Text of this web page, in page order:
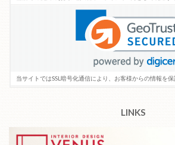
当サイトではSSL暗号化通信により、お客様からの情報を保
LINKS